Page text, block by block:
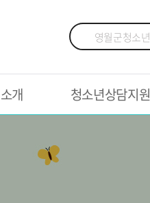
개 청소년상담지원